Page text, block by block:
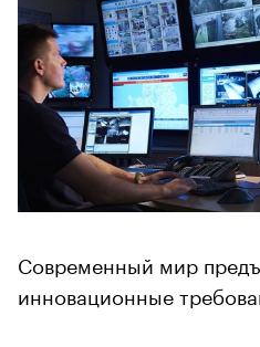
Современный мир
инновационные